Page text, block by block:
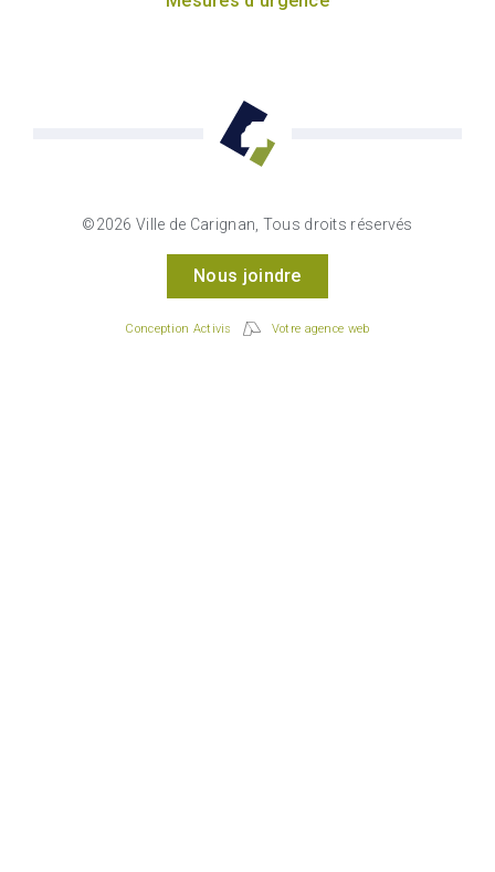
©2026 Ville de Carignan, Tous droits réservés
Nous joindre
Conception Activis Votre agence web